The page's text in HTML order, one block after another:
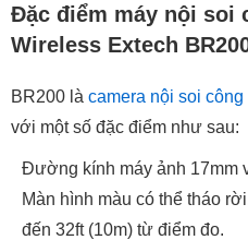
Đặc điểm máy nội soi
Wireless Extech
BR200 là camera nội soi
với một số đặc điểm như sau:
Đường kính máy ảnh 17mm
Màn hình màu có thể tháo
đến 32ft (10m) từ điểm đo.